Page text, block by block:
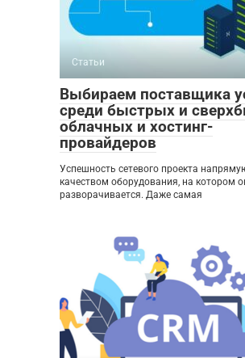
Статьи
Выбираем поставщика
среди быстрых и
облачных и хостинг-
провайдеров
Успешность сетевого проекта
качеством оборудования, на котором
разворачивается. Даже самая